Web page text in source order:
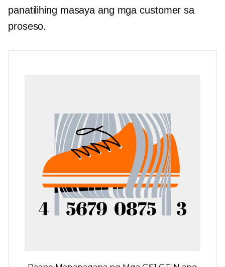
panatilihing masaya ang mga customer sa
proseso.